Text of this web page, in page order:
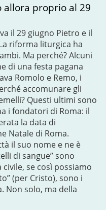
allora proprio al 29
il 29 giugno Pietro e il
riforma liturgica ha
Ma perché? Alcuni
di una festa pagana
Romolo e Remo, i
accomunare gli
Questi ultimi sono
i fondatori di Roma: il
la data di
Natale di Roma.
il suo nome e ne è
di sangue” sono
se così possiamo
(per Cristo), sono i
Non solo, ma della